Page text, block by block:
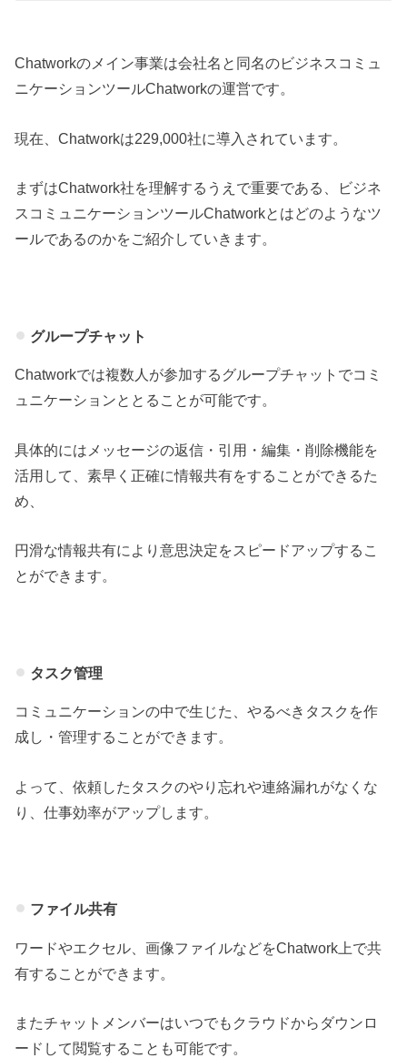
Chatworkのメイン事業は会社名と同名のビジネスコミュ
ニケーションツールChatworkの運営です。
現在、Chatworkは229,000社に導入されています。
まずはChatwork社を理解するうえで重要である、ビジネ
スコミュニケーションツールChatworkとはどのようなツ
ールであるのかをご紹介していきます。
グループチャット
Chatworkでは複数人が参加するグループチャットでコミ
ュニケーションととることが可能です。
具体的にはメッセージの返信・引用・編集・削除機能を
活用して、素早く正確に情報共有をすることができるた
め、
円滑な情報共有により意思決定をスピードアップするこ
とができます。
タスク管理
コミュニケーションの中で生じた、やるべきタスクを作
成し・管理することができます。
よって、依頼したタスクのやり忘れや連絡漏れがなくな
り、仕事効率がアップします。
ファイル共有
ワードやエクセル、画像ファイルなどをChatwork上で共
有することができます。
またチャットメンバーはいつでもクラウドからダウンロ
ードして閲覧することも可能です。